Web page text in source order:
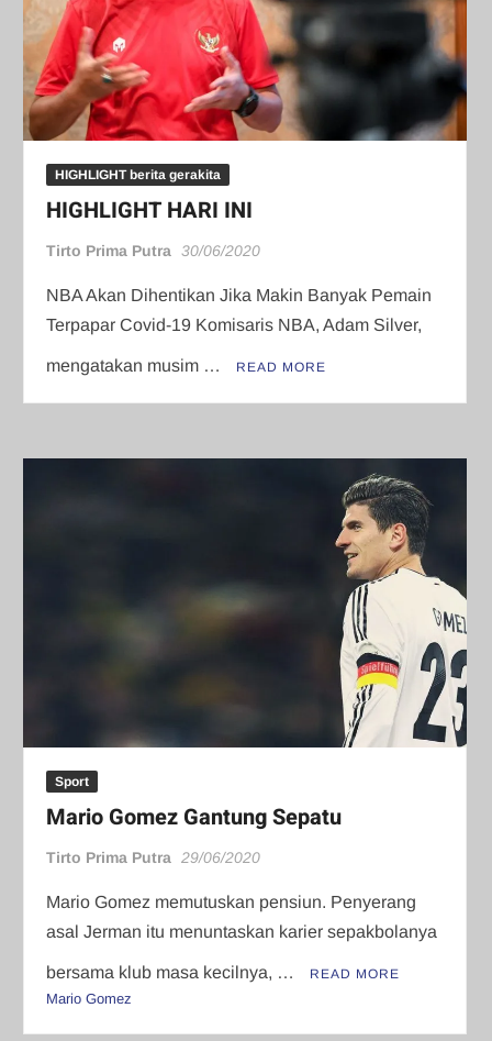
HIGHLIGHT berita gerakita
HIGHLIGHT HARI INI
Tirto Prima Putra 30/06/2020
NBA Akan Dihentikan Jika Makin Banyak Pemain
Terpapar Covid-19 Komisaris NBA, Adam Silver,
mengatakan musim … READ MORE
Sport
Mario Gomez Gantung Sepatu
Tirto Prima Putra 29/06/2020
Mario Gomez memutuskan pensiun. Penyerang
asal Jerman itu menuntaskan karier sepakbolanya
bersama klub masa kecilnya, … READ MORE
Mario Gomez